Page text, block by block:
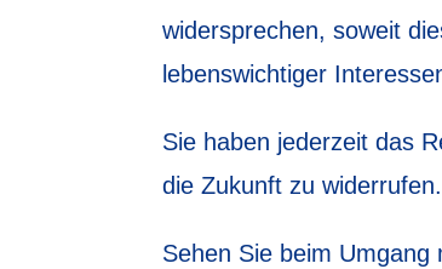
widersprechen, soweit
lebenswichtiger
Sie haben jederzeit das
die Zukunft zu
Sehen Sie beim